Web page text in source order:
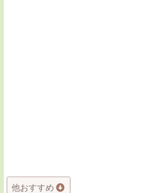
他おすすめ